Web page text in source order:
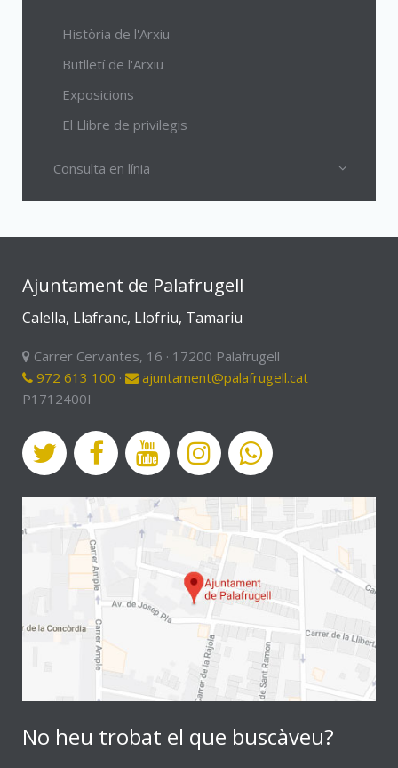
Història de l'Arxiu
Butlletí de l'Arxiu
Exposicions
El Llibre de privilegis
Consulta en línia
Ajuntament de Palafrugell
Calella, Llafranc, Llofriu, Tamariu
Carrer Cervantes, 16 · 17200 Palafrugell
972 613 100 ·
ajuntament@palafrugell.cat
P1712400I
No heu trobat el que buscàveu?